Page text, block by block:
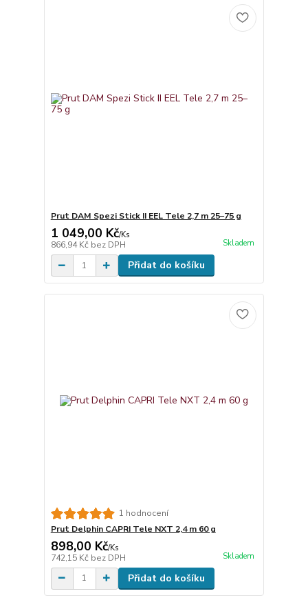
Prut DAM Spezi Stick II EEL Tele 2,7 m 25–75 g
1 049,00 Kč/Ks
866,94 Kč bez DPH Skladem
Přidat do košíku
1 hodnocení
Prut Delphin CAPRI Tele NXT 2,4 m 60 g
898,00 Kč/Ks
742,15 Kč bez DPH Skladem
Přidat do košíku